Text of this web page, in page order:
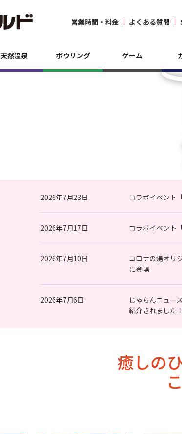
営業時間・料金 よくある質問
天然温泉 ボウリング ゲーム
2026年7月23日 コラボイベント
2026年7月17日 コラボイベント
2026年7月10日
コロナの湯オリ
に登場
2026年7月6日
じゃらんニュー
紹介されました！
癒しの